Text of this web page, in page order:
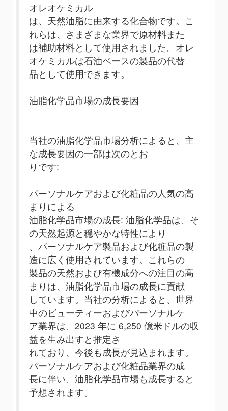
オレオケミカル
は、天然油脂に由来する化合物です。こ
れらは、さまざまな業界で原材料また
は補助材料として使用されました。オレ
オケミカルは石油ベースの製品の代替
品として使用できます。
油脂化学品市場の成長要因
当社の油脂化学品市場分析によると、主
な成長要因の一部は次のとお
りです:
パーソナルケアおよび化粧品の人気の高
まりによる
油脂化学品市場の成長: 油脂化学品は、そ
の天然起源と穏やかな特性により
、パーソナルケア製品および化粧品の製
造に広く使用されています。これらの
製品の天然および有機成分への注目の高
まりは、油脂化学品市場の成長に貢献
しています。当社の分析によると、世界
中のビューティーおよびパーソナルケ
ア業界は、2023 年に 6,250 億米ドルの収
益を生み出すと推定さ
れており、今後も成長が見込まれます。
パーソナルケアおよび化粧品業界の成
長に伴い、油脂化学品市場も成長すると
予想されます。